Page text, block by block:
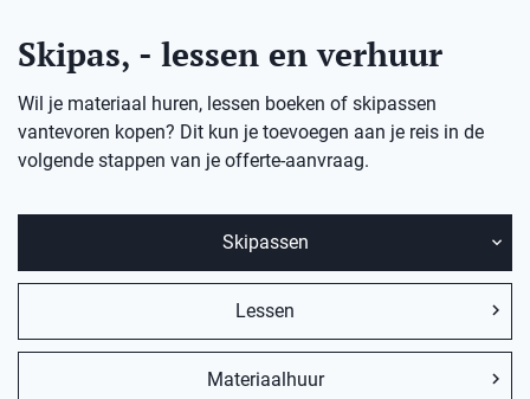
Skipas, - lessen en verhuur
Wil je materiaal huren, lessen boeken of skipassen
vantevoren kopen? Dit kun je toevoegen aan je reis in de
volgende stappen van je offerte-aanvraag.
Skipassen
Lessen
Materiaalhuur